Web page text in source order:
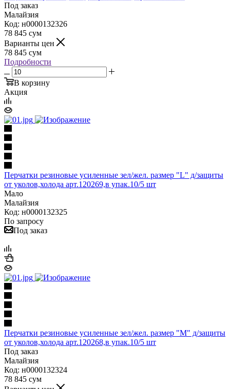
Под заказ
Малайзия
Код: н0000132326
78 845 сум
Варианты цен
78 845 сум
Подробности
В корзину
Акция
Перчатки резиновые усиленные зел/жел. размер "L" д/защиты
от уколов,холода арт.120269,в упак.10/5 шт
Мало
Малайзия
Код: н0000132325
По запросу
Под заказ
Перчатки резиновые усиленные зел/жел. размер "М" д/защиты
от уколов,холода арт.120268,в упак.10/5 шт
Под заказ
Малайзия
Код: н0000132324
78 845 сум